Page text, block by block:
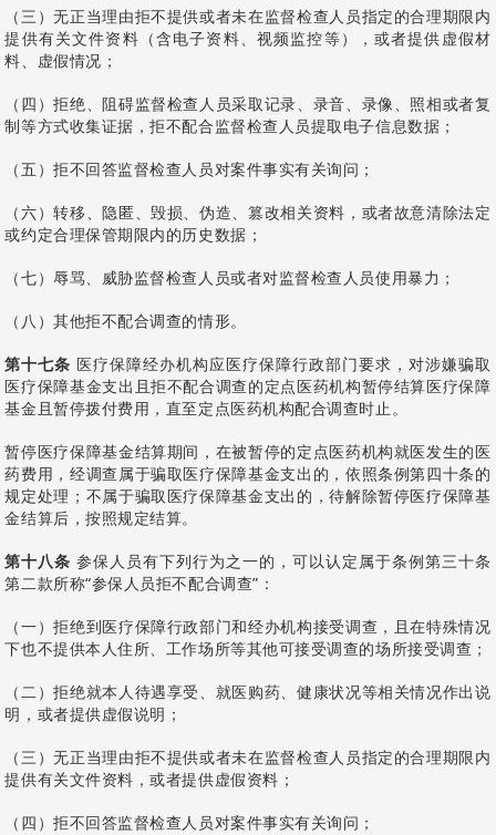
（三）无正当理由拒不提供或者未在监督检查人员指定的合理期限内
提供有关文件资料（含电子资料、视频监控等），或者提供虚假材
料、虚假情况；
（四）拒绝、阻碍监督检查人员采取记录、录音、录像、照相或者复
制等方式收集证据，拒不配合监督检查人员提取电子信息数据；
（五）拒不回答监督检查人员对案件事实有关询问；
（六）转移、隐匿、毁损、伪造、篡改相关资料，或者故意清除法定
或约定合理保管期限内的历史数据；
（七）辱骂、威胁监督检查人员或者对监督检查人员使用暴力；
（八）其他拒不配合调查的情形。
第十七条 医疗保障经办机构应医疗保障行政部门要求，对涉嫌骗取
医疗保障基金支出且拒不配合调查的定点医药机构暂停结算医疗保障
基金且暂停拨付费用，直至定点医药机构配合调查时止。
暂停医疗保障基金结算期间，在被暂停的定点医药机构就医发生的医
药费用，经调查属于骗取医疗保障基金支出的，依照条例第四十条的
规定处理；不属于骗取医疗保障基金支出的，待解除暂停医疗保障基
金结算后，按照规定结算。
第十八条 参保人员有下列行为之一的，可以认定属于条例第三十条
第二款所称“参保人员拒不配合调查”：
（一）拒绝到医疗保障行政部门和经办机构接受调查，且在特殊情况
下也不提供本人住所、工作场所等其他可接受调查的场所接受调查；
（二）拒绝就本人待遇享受、就医购药、健康状况等相关情况作出说
明，或者提供虚假说明；
（三）无正当理由拒不提供或者未在监督检查人员指定的合理期限内
提供有关文件资料，或者提供虚假资料；
（四）拒不回答监督检查人员对案件事实有关询问；